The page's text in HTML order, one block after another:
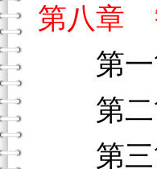
第八章
第一
第二
第三